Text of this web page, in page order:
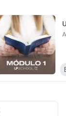
sobre o maior